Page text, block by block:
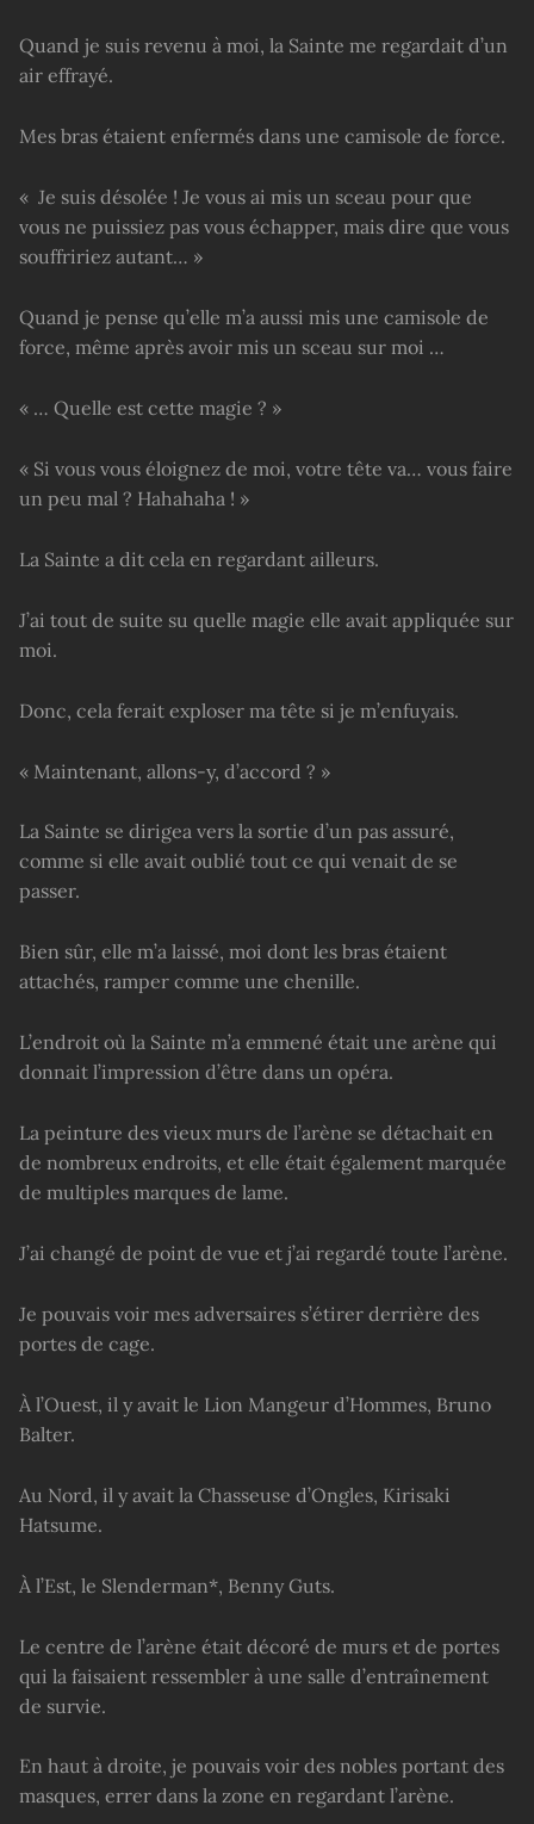
Quand je suis revenu à moi, la Sainte me regardait d’un
air effrayé.
Mes bras étaient enfermés dans une camisole de force.
« Je suis désolée ! Je vous ai mis un sceau pour que
vous ne puissiez pas vous échapper, mais dire que vous
souffririez autant… »
Quand je pense qu’elle m’a aussi mis une camisole de
force, même après avoir mis un sceau sur moi …
« … Quelle est cette magie ? »
« Si vous vous éloignez de moi, votre tête va… vous faire
un peu mal ? Hahahaha ! »
La Sainte a dit cela en regardant ailleurs.
J’ai tout de suite su quelle magie elle avait appliquée sur
moi.
Donc, cela ferait exploser ma tête si je m’enfuyais.
« Maintenant, allons-y, d’accord ? »
La Sainte se dirigea vers la sortie d’un pas assuré,
comme si elle avait oublié tout ce qui venait de se
passer.
Bien sûr, elle m’a laissé, moi dont les bras étaient
attachés, ramper comme une chenille.
L’endroit où la Sainte m’a emmené était une arène qui
donnait l’impression d’être dans un opéra.
La peinture des vieux murs de l’arène se détachait en
de nombreux endroits, et elle était également marquée
de multiples marques de lame.
J’ai changé de point de vue et j’ai regardé toute l’arène.
Je pouvais voir mes adversaires s’étirer derrière des
portes de cage.
À l’Ouest, il y avait le Lion Mangeur d’Hommes, Bruno
Balter.
Au Nord, il y avait la Chasseuse d’Ongles, Kirisaki
Hatsume.
À l’Est, le Slenderman*, Benny Guts.
Le centre de l’arène était décoré de murs et de portes
qui la faisaient ressembler à une salle d’entraînement
de survie.
En haut à droite, je pouvais voir des nobles portant des
masques, errer dans la zone en regardant l’arène.